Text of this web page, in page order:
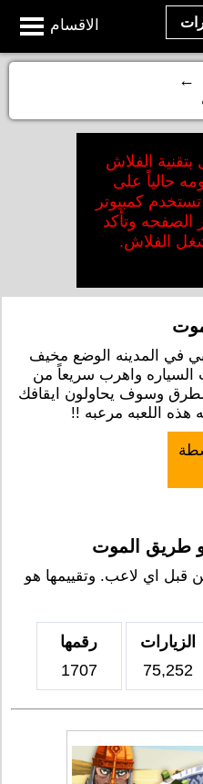
الاقسام
←
بتقنية الفلاش
حالياً على
كمبيوتر
الصفحه وتأكد
الفلاش.
في المدينه الوضع مخيف
السياره واهرب سريعاً من
وسوف يحاولون ايقافك
هذه اللعبه مرعبه !!
و طريق الموت
قبل اي لاعب. وتقييمها هو
الزيارات
75,252
رقمها
1707